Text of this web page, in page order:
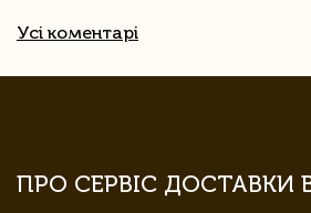
Усі коментарі
ПРО СЕРВІС ДОСТАВКИ